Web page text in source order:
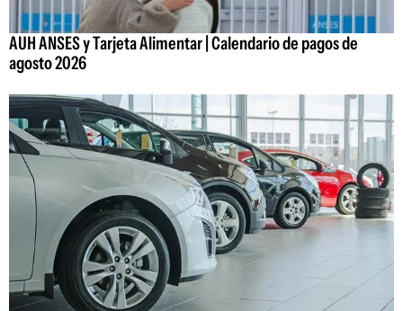
AUH ANSES y Tarjeta Alimentar | Calendario de pagos de
agosto 2026